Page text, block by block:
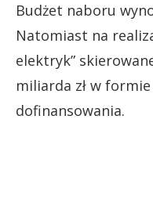
Budżet naboru
Natomiast na
elektryk”
miliarda zł w
dofinansowania.